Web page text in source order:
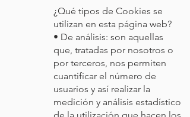
¿Qué tipos de Cookies se
utilizan en esta página web?
• De análisis: son aquellas
que, tratadas por nosotros o
por terceros, nos permiten
cuantificar el número de
usuarios y así realizar la
medición y análisis estadístico